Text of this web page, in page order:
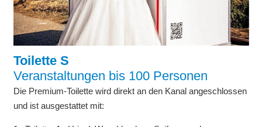
Toilette S
Veranstaltungen bis 100 Personen
Die Premium-Toilette wird direkt an den Kanal angeschlossen
und ist ausgestattet mit: